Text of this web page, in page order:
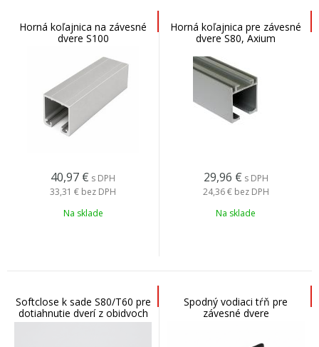
Horná koľajnica na závesné
dvere S100
40,97 € s DPH
33,31 € bez DPH
Na sklade
Horná koľajnica pre závesné
dvere S80, Axium
29,96 € s DPH
24,36 € bez DPH
Na sklade
Softclose k sade S80/T60 pre
dotiahnutie dverí z obidvoch
strán
Spodný vodiaci tŕň pre
závesné dvere